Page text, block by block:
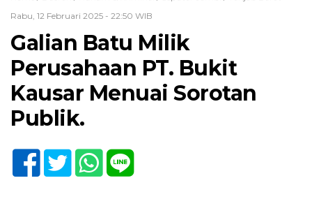
Rabu, 12 Februari 2025 - 22:50 WIB
Galian Batu Milik
Perusahaan PT. Bukit
Kausar Menuai Sorotan
Publik.